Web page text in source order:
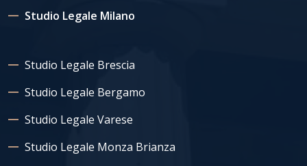
Studio Legale Milano
Studio Legale Brescia
Studio Legale Bergamo
Studio Legale Varese
Studio Legale Monza Brianza